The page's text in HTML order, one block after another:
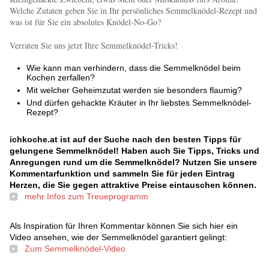
Welche Zutaten geben Sie in Ihr persönliches Semmelknödel-Rezept und
was ist für Sie ein absolutes Knödel-No-Go?
Verraten Sie uns jetzt Ihre Semmelknödel-Tricks!
Wie kann man verhindern, dass die Semmelknödel beim
Kochen zerfallen?
Mit welcher Geheimzutat werden sie besonders flaumig?
Und dürfen gehackte Kräuter in Ihr liebstes Semmelknödel-
Rezept?
ichkoche.at ist auf der Suche nach den besten Tipps für
gelungene Semmelknödel! Haben auch Sie Tipps, Tricks und
Anregungen rund um die Semmelknödel? Nutzen Sie unsere
Kommentarfunktion und sammeln Sie für jeden Eintrag
Herzen, die Sie gegen attraktive Preise eintauschen können.
mehr Infos zum Treueprogramm
Als Inspiration für Ihren Kommentar können Sie sich hier ein
Video ansehen, wie der Semmelknödel garantiert gelingt:
Zum Semmelknödel-Video